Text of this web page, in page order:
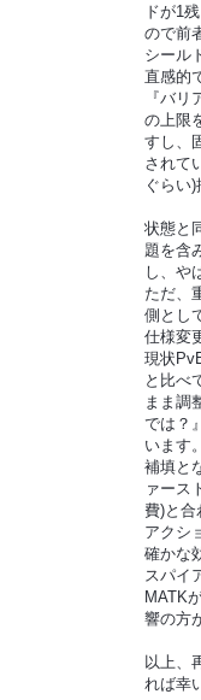
ドが1
ので前
シール
直感的
『バ
の上限
すし、
されて
ぐらい
状態と
題を含
し、や
ただ、
側とし
仕様変
現状
と比べ
まま調
では？
います。
補填と
ァース
費)と合
アクシ
確かな
スパイ
MATK
響の方
以上、
れば幸